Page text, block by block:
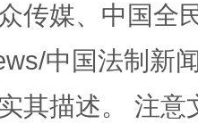
传媒、中国全
中国法制新
其描述。 注